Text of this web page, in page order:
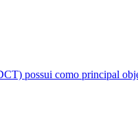
possui como principal